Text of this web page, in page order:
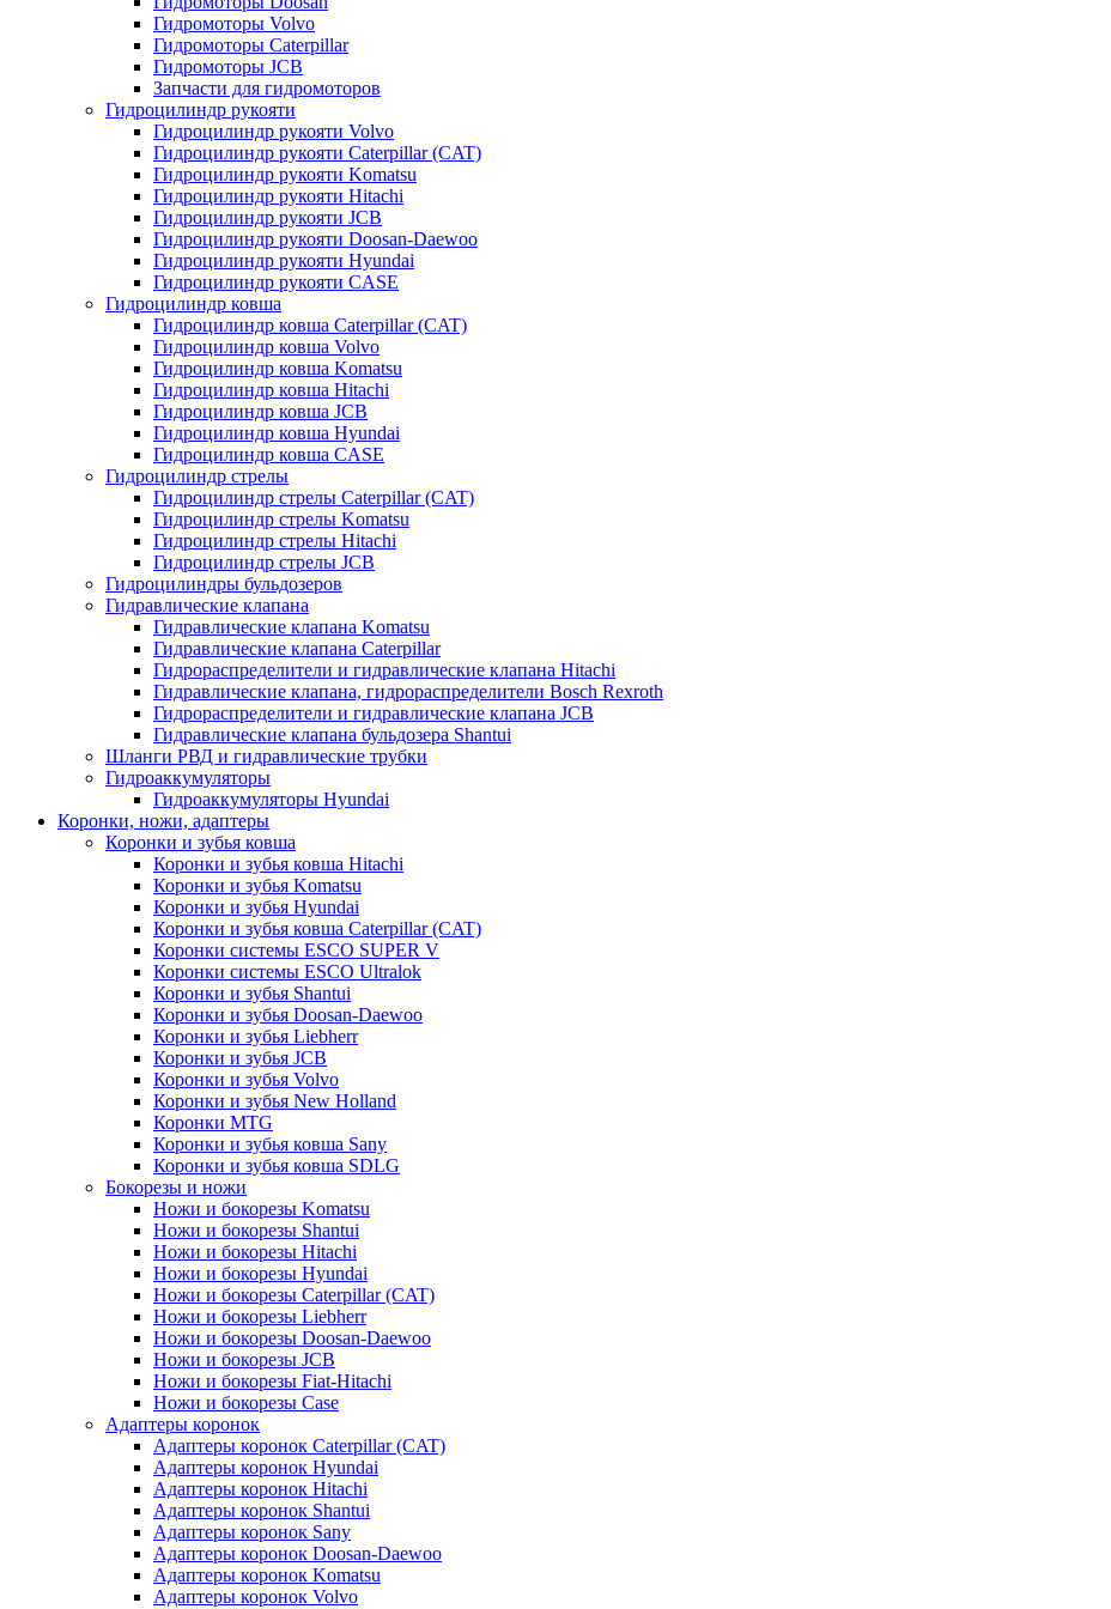
Гидромоторы Volvo
Гидромоторы Caterpillar
Гидромоторы JCB
Запчасти для гидромоторов
Гидроцилиндр рукояти
Гидроцилиндр рукояти Volvo
Гидроцилиндр рукояти Caterpillar (CAT)
Гидроцилиндр рукояти Komatsu
Гидроцилиндр рукояти Hitachi
Гидроцилиндр рукояти JCB
Гидроцилиндр рукояти Doosan-Daewoo
Гидроцилиндр рукояти Hyundai
Гидроцилиндр рукояти CASE
Гидроцилиндр ковша
Гидроцилиндр ковша Caterpillar (CAT)
Гидроцилиндр ковша Volvo
Гидроцилиндр ковша Komatsu
Гидроцилиндр ковша Hitachi
Гидроцилиндр ковша JCB
Гидроцилиндр ковша Hyundai
Гидроцилиндр ковша CASE
Гидроцилиндр стрелы
Гидроцилиндр стрелы Caterpillar (CAT)
Гидроцилиндр стрелы Komatsu
Гидроцилиндр стрелы Hitachi
Гидроцилиндр стрелы JCB
Гидроцилиндры бульдозеров
Гидравлические клапана
Гидравлические клапана Komatsu
Гидравлические клапана Caterpillar
Гидрораспределители и гидравлические клапана Hitachi
Гидравлические клапана, гидрораспределители Bosch Rexroth
Гидрораспределители и гидравлические клапана JCB
Гидравлические клапана бульдозера Shantui
Шланги РВД и гидравлические трубки
Гидроаккумуляторы
Гидроаккумуляторы Hyundai
Коронки, ножи, адаптеры
Коронки и зубья ковша
Коронки и зубья ковша Hitachi
Коронки и зубья Komatsu
Коронки и зубья Hyundai
Коронки и зубья ковша Caterpillar (CAT)
Коронки системы ESCO SUPER V
Коронки системы ESCO Ultralok
Коронки и зубья Shantui
Коронки и зубья Doosan-Daewoo
Коронки и зубья Liebherr
Коронки и зубья JCB
Коронки и зубья Volvo
Коронки и зубья New Holland
Коронки MTG
Коронки и зубья ковша Sany
Коронки и зубья ковша SDLG
Бокорезы и ножи
Ножи и бокорезы Komatsu
Ножи и бокорезы Shantui
Ножи и бокорезы Hitachi
Ножи и бокорезы Hyundai
Ножи и бокорезы Caterpillar (CAT)
Ножи и бокорезы Liebherr
Ножи и бокорезы Doosan-Daewoo
Ножи и бокорезы JCB
Ножи и бокорезы Fiat-Hitachi
Ножи и бокорезы Case
Адаптеры коронок
Адаптеры коронок Caterpillar (CAT)
Адаптеры коронок Hyundai
Адаптеры коронок Hitachi
Адаптеры коронок Shantui
Адаптеры коронок Sany
Адаптеры коронок Doosan-Daewoo
Адаптеры коронок Komatsu
Адаптеры коронок Volvo